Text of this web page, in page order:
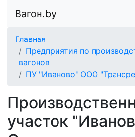
Вагон.by
Главная
Предприятия по
вагонов
ПУ "Иваново" ООО
участок